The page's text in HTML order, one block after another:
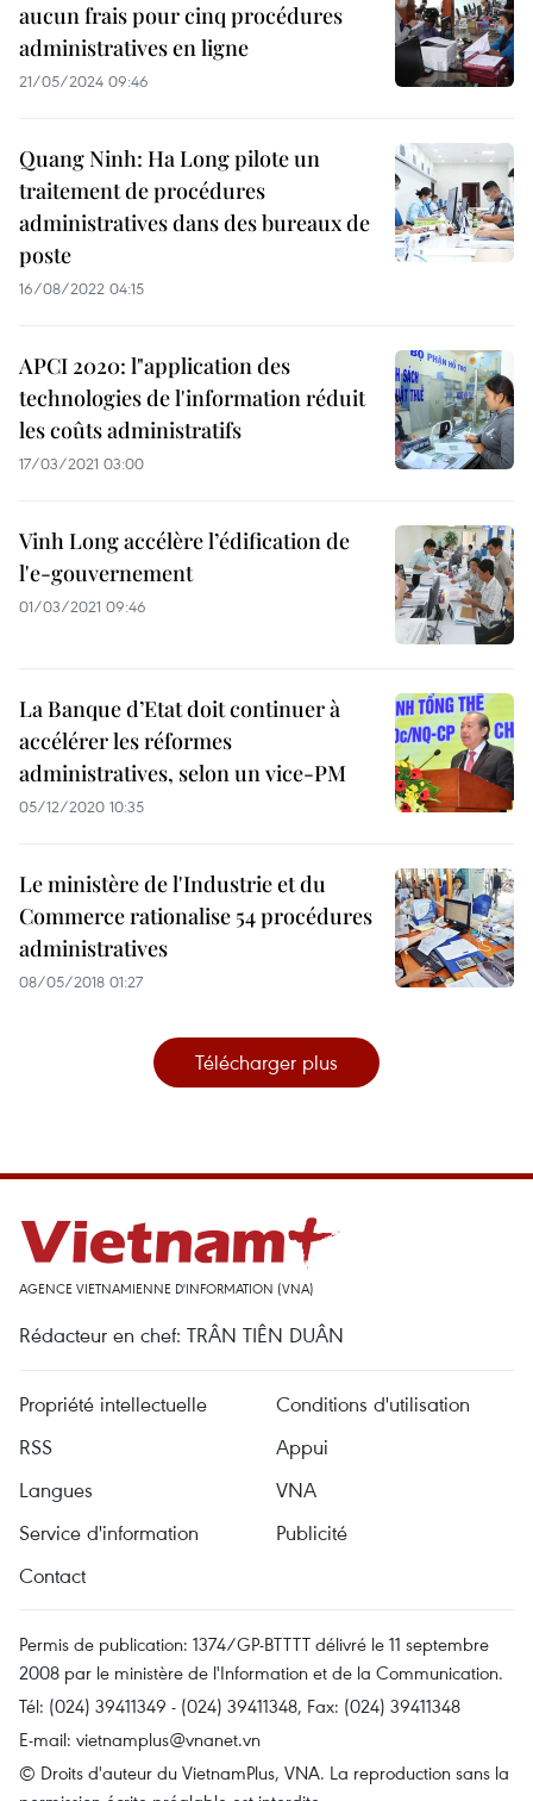
aucun frais pour cinq procédures
administratives en ligne
21/05/2024 09:46
Quang Ninh: Ha Long pilote un
traitement de procédures
administratives dans des bureaux de
poste
16/08/2022 04:15
APCI 2020: l"application des
technologies de l'information réduit
les coûts administratifs
17/03/2021 03:00
Vinh Long accélère l’édification de
l'e-gouvernement
01/03/2021 09:46
La Banque d’Etat doit continuer à
accélérer les réformes
administratives, selon un vice-PM
05/12/2020 10:35
Le ministère de l'Industrie et du
Commerce rationalise 54 procédures
administratives
08/05/2018 01:27
Télécharger plus
AGENCE VIETNAMIENNE D'INFORMATION (VNA)
Rédacteur en chef: TRÂN TIÊN DUÂN
Propriété intellectuelle
Conditions d'utilisation
RSS
Appui
Langues
VNA
Service d'information
Publicité
Contact
Permis de publication: 1374/GP-BTTTT délivré le 11 septembre
2008 par le ministère de l'Information et de la Communication.
Tél: (024) 39411349 - (024) 39411348, Fax: (024) 39411348
E-mail: vietnamplus@vnanet.vn
© Droits d'auteur du VietnamPlus, VNA. La reproduction sans la